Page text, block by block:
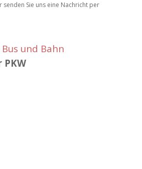
Sie uns eine Nachricht per
und Bahn